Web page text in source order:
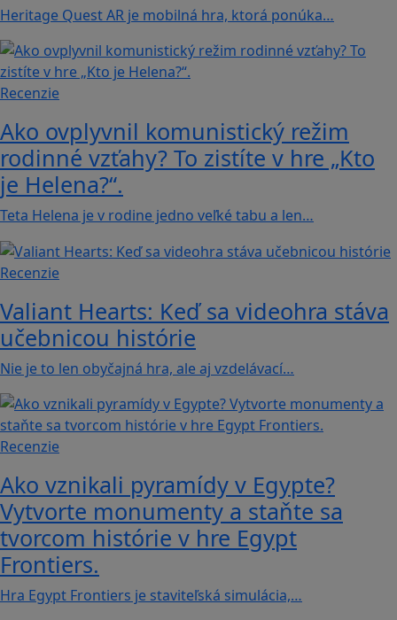
Heritage Quest AR je mobilná hra, ktorá ponúka…
Recenzie
Ako ovplyvnil komunistický režim
rodinné vzťahy? To zistíte v hre „Kto
je Helena?“.
Teta Helena je v rodine jedno veľké tabu a len…
Recenzie
Valiant Hearts: Keď sa videohra stáva
učebnicou histórie
Nie je to len obyčajná hra, ale aj vzdelávací…
Recenzie
Ako vznikali pyramídy v Egypte?
Vytvorte monumenty a staňte sa
tvorcom histórie v hre Egypt
Frontiers.
Hra Egypt Frontiers je staviteľská simulácia,…